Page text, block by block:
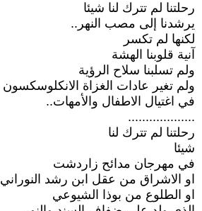
رحلتنا لم تترك لنا شيئا
يرشدنا إلى مصب النهر..
لكنها لم تكسر
آنية قلوبنا الهشة
ولم تسلبنا سلاح الرؤية
ولم تغير عادات الغزاة الانكلوسكسون
في اغتيال الاطفال والأمهات..
...................
رحلتنا لم تترك لنا
شيئا
في مهرجان مدائح زاردشت
او الاشراق من عقل ابن رشد النوراني
او الطلوع من بوذا الشيوعي